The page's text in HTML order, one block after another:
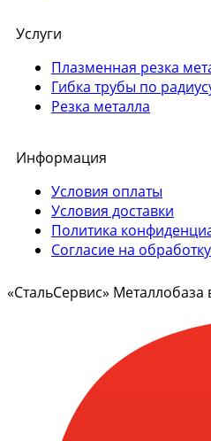
Услуги
Плазменная резка
Гибка трубы по
Резка металла
Информация
Условия оплаты
Условия доставки
Политика
Согласие на
«СтальСервис»